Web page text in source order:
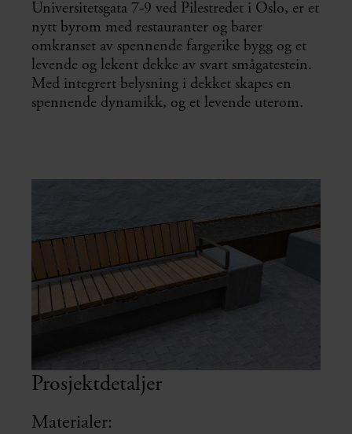
Universitetsgata 7-9 ved Pilestredet i Oslo, er et
nytt byrom med restauranter og barer
omkranset av spennende fargerike bygg og et
levende og lekent dekke av svart smågatestein.
Med integrert belysning i dekket skapes en
spennende dynamikk, og et levende uterom.
Prosjektdetaljer
Materialer: